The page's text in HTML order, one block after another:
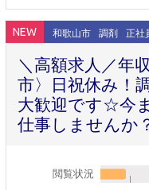
NEW 和歌山市 調剤 正社
＼高額求人／年
市〉日祝休み！
大歓迎です☆今
仕事しませんか
閲覧状況